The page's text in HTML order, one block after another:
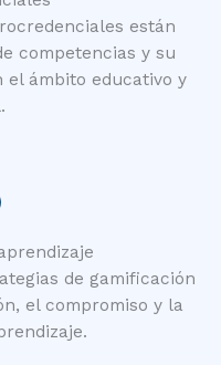
están
competencias y su
ámbito educativo y
de gamificación
el compromiso y la